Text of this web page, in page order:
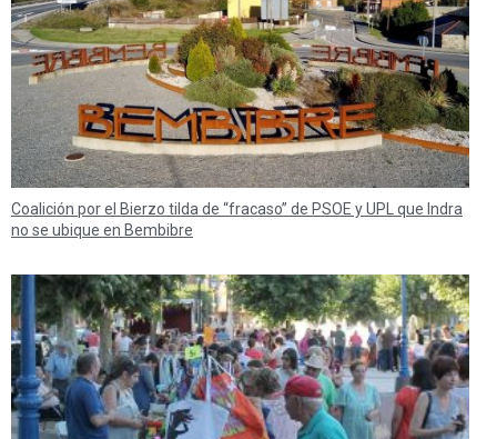
Coalición por el Bierzo tilda de “fracaso” de PSOE y UPL que Indra
no se ubique en Bembibre